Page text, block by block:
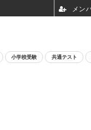
小学校受験 共通テスト